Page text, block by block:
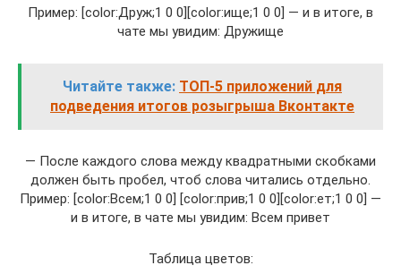
Пример: [color:Друж;1 0 0][color:ище;1 0 0] — и в итоге, в
чате мы увидим: Дружище
Читайте также: ТОП-5 приложений для
подведения итогов розыгрыша Вконтакте
— После каждого слова между квадратными скобками
должен быть пробел, чтоб слова читались отдельно.
Пример: [color:Всем;1 0 0] [color:прив;1 0 0][color:ет;1 0 0] —
и в итоге, в чате мы увидим: Всем привет
Таблица цветов: